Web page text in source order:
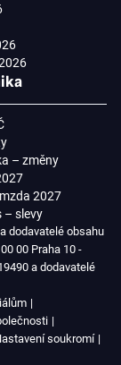
– změny
2027
– slevy
dodavatelé obsahu
00 Praha 10 -
a dodavatelé
soukromí